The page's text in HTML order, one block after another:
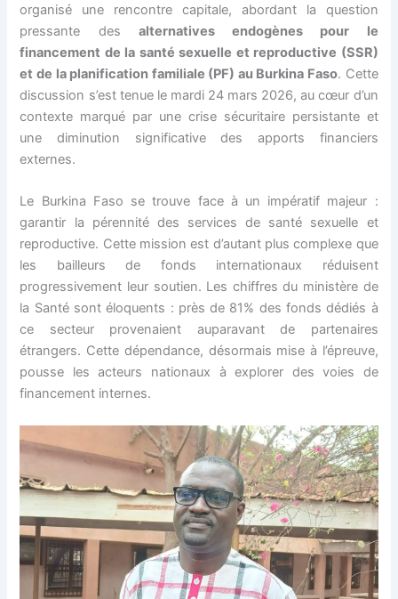
organisé une rencontre capitale, abordant la question
pressante des alternatives endogènes pour le
financement de la santé sexuelle et reproductive (SSR)
et de la planification familiale (PF) au Burkina Faso. Cette
discussion s’est tenue le mardi 24 mars 2026, au cœur d’un
contexte marqué par une crise sécuritaire persistante et
une diminution significative des apports financiers
externes.
Le Burkina Faso se trouve face à un impératif majeur :
garantir la pérennité des services de santé sexuelle et
reproductive. Cette mission est d’autant plus complexe que
les bailleurs de fonds internationaux réduisent
progressivement leur soutien. Les chiffres du ministère de
la Santé sont éloquents : près de 81% des fonds dédiés à
ce secteur provenaient auparavant de partenaires
étrangers. Cette dépendance, désormais mise à l’épreuve,
pousse les acteurs nationaux à explorer des voies de
financement internes.